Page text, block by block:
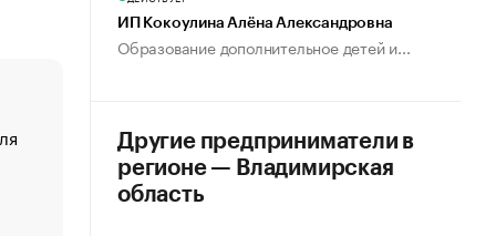
«От спорта тело стареет иначе». Как живет глава
создавшей GTA
«Деньги будут не нужны»: что рассказал Маск в
ИП Кокоулина Алёна Александровна
Образование дополнительное детей и...
Другие предприниматели в
регионе — Владимирская
область